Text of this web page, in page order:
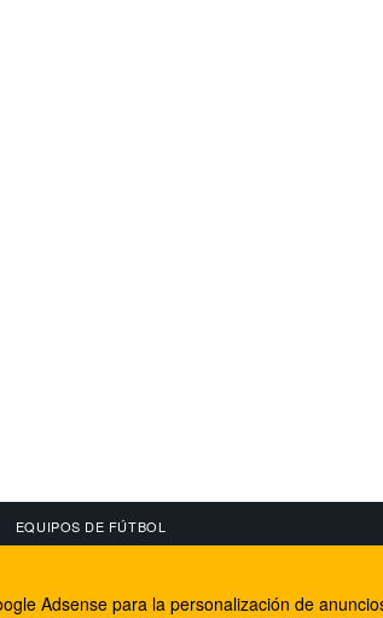
EQUIPOS DE FÚTBOL
Facebook
Internet
Adsense para la personalización de